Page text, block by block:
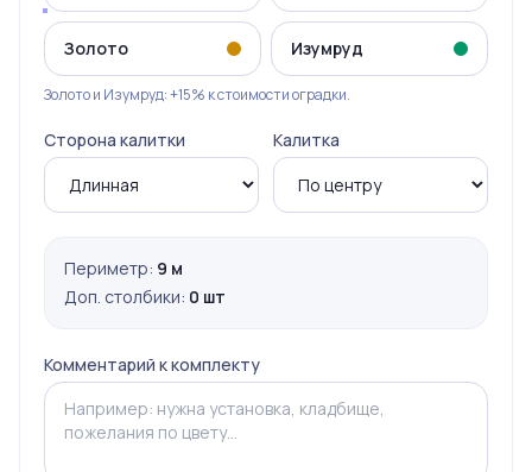
Золото Изумруд
Золото и Изумруд: +15% к стоимости оградки.
Сторона калитки Калитка
Периметр: 9 м
Доп. столбики: 0 шт
Комментарий к комплекту